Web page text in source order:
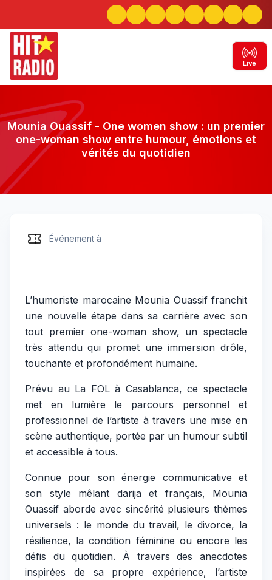
Live
Mounia Ouassif - One women show : un premier
one-woman show entre humour, émotions et
vérités du quotidien
Mounia Ouassif - One women show : un
Événement à
L’humoriste marocaine Mounia Ouassif franchit
une nouvelle étape dans sa carrière avec son
tout premier one-woman show, un spectacle
très attendu qui promet une immersion drôle,
touchante et profondément humaine.
Prévu au La FOL à Casablanca, ce spectacle
met en lumière le parcours personnel et
professionnel de l’artiste à travers une mise en
scène authentique, portée par un humour subtil
et accessible à tous.
Connue pour son énergie communicative et
son style mêlant darija et français, Mounia
Ouassif aborde avec sincérité plusieurs thèmes
universels : le monde du travail, le divorce, la
résilience, la condition féminine ou encore les
défis du quotidien. À travers des anecdotes
inspirées de sa propre expérience, l’artiste